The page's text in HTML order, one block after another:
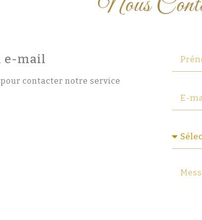
e-mail
contacter notre service